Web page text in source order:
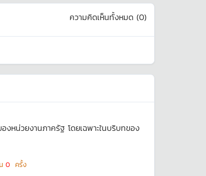
ความคิดเห็นทั้งหมด (0)
งหน่วยงานภาครัฐ โดยเฉพาะในบริบทของ
0 ครั้ง